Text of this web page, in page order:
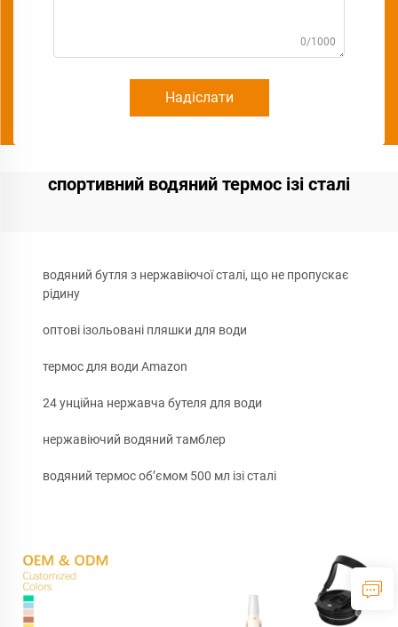
0/1000
Надіслати
спортивний водяний термос ізі сталі
водяний бутля з нержавіючої сталі, що не пропускає
рідину
оптові ізольовані пляшки для води
термос для води Amazon
24 унційна нержавча бутеля для води
нержавіючий водяний тамблер
водяний термос об’ємом 500 мл ізі сталі